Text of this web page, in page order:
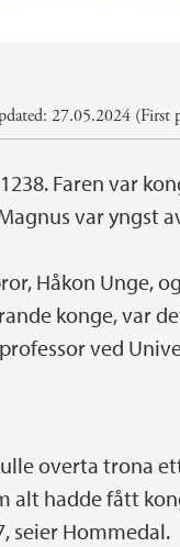
27.05.2024 (First
Faren var
var yngst
Håkon Unge,
konge, var
ved
overta trona
alt hadde fått
seier Hommedal.